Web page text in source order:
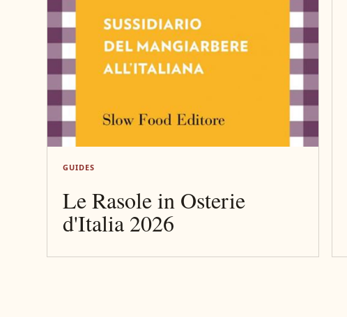
GUIDES
Le Rasole in Osterie
d'Italia 2026